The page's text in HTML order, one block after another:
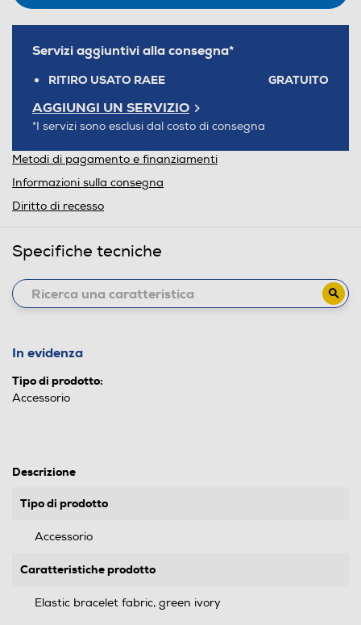
Servizi aggiuntivi alla consegna*
RITIRO USATO RAEE GRATUITO
AGGIUNGI UN SERVIZIO
*I servizi sono esclusi dal costo di consegna
Metodi di pagamento e finanziamenti
Informazioni sulla consegna
Diritto di recesso
Specifiche tecniche
In evidenza
Tipo di prodotto:
Accessorio
Descrizione
Tipo di prodotto
Accessorio
Caratteristiche prodotto
Elastic bracelet fabric, green ivory